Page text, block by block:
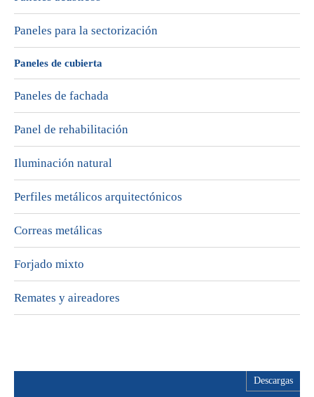
Paneles para la sectorización
Paneles de cubierta
Paneles de fachada
Panel de rehabilitación
Iluminación natural
Perfiles metálicos arquitectónicos
Correas metálicas
Forjado mixto
Remates y aireadores
Descargas